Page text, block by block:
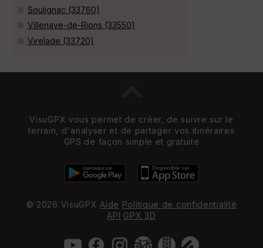
Soulignac (33760)
Villenave-de-Rions (33550)
Virelade (33720)
VisuGPX vous permet de créer, de suivre sur le
terrain, d'analyser et de partager vos itinéraires
GPS de façon simple et gratuite
© 2026 VisuGPX Aide Politique de confidentialité
API GPX 3D